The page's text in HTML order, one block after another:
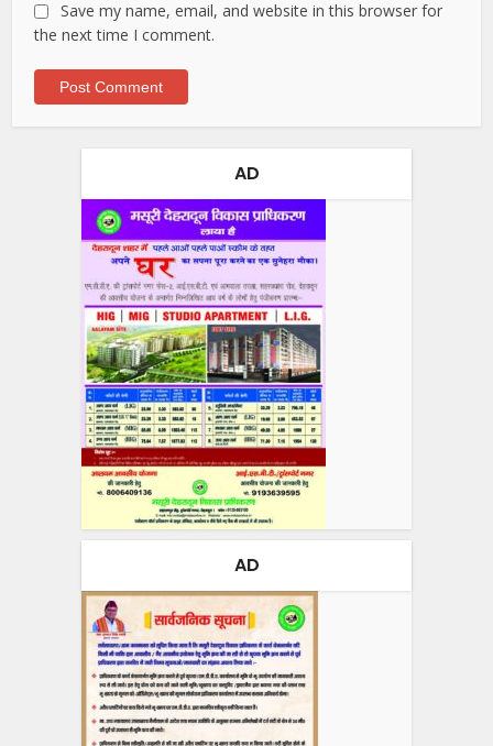
Save my name, email, and website in this browser for
the next time I comment.
AD
AD